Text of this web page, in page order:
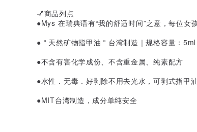
💅商品列点
●Mys 在瑞典语有“我的舒适时间”之意，每位
●＂天然矿物指甲油＂台湾制造｜规格容量：5ml
●不含有害化学成份、不含重金属、纯素配方
●水性．无毒．好剥除不用去光水，可剥式指甲油
●MIT台湾制造，成分单纯安全